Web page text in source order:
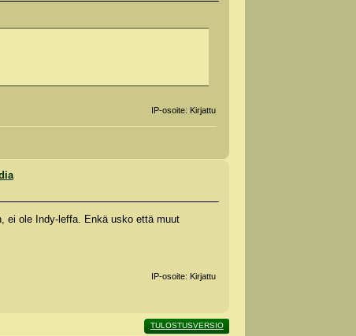
IP-osoite: Kirjattu
ei ole Indy-leffa. Enkä usko että muut
IP-osoite: Kirjattu
TULOSTUSVERSIO